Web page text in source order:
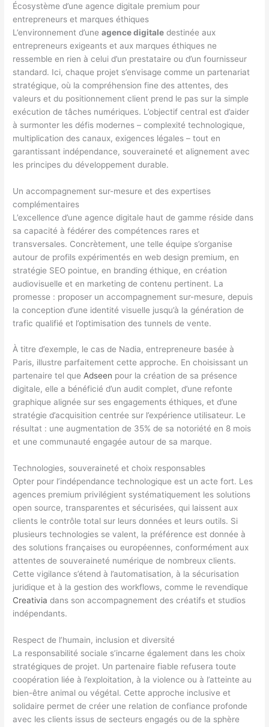
Écosystème d’une agence digitale premium pour
entrepreneurs et marques éthiques
L’environnement d’uneagence digitale destinée aux
entrepreneurs exigeants et aux marques éthiques ne
ressemble en rien à celui d’un prestataire ou d’un fournisseur
standard. Ici, chaque projet s’envisage comme un partenariat
stratégique, où la compréhension fine des attentes, des
valeurs et du positionnement client prend le pas sur la simple
exécution de tâches numériques. L’objectif central est d’aider
à surmonter les défis modernes – complexité technologique,
multiplication des canaux, exigences légales – tout en
garantissant indépendance, souveraineté et alignement avec
les principes du développement durable.
Un accompagnement sur-mesure et des expertises
complémentaires
L’excellence d’une agence digitale haut de gamme réside dans
sa capacité à fédérer des compétences rares et
transversales. Concrètement, une telle équipe s’organise
autour de profils expérimentés en web design premium, en
stratégie SEO pointue, en branding éthique, en création
audiovisuelle et en marketing de contenu pertinent. La
promesse : proposer un accompagnement sur-mesure, depuis
la conception d’une identité visuelle jusqu’à la génération de
trafic qualifié et l’optimisation des tunnels de vente.
À titre d’exemple, le cas de Nadia, entrepreneure basée à
Paris, illustre parfaitement cette approche. En choisissant un
partenaire tel queAdseen pour la création de sa présence
digitale, elle a bénéficié d’un audit complet, d’une refonte
graphique alignée sur ses engagements éthiques, et d’une
stratégie d’acquisition centrée sur l’expérience utilisateur. Le
résultat : une augmentation de 35% de sa notoriété en 8 mois
et une communauté engagée autour de sa marque.
Technologies, souveraineté et choix responsables
Opter pour l’indépendance technologique est un acte fort. Les
agences premium privilégient systématiquement les solutions
open source, transparentes et sécurisées, qui laissent aux
clients le contrôle total sur leurs données et leurs outils. Si
plusieurs technologies se valent, la préférence est donnée à
des solutions françaises ou européennes, conformément aux
attentes de souveraineté numérique de nombreux clients.
Cette vigilance s’étend à l’automatisation, à la sécurisation
juridique et à la gestion des workflows, comme le revendique
Creativia dans son accompagnement des créatifs et studios
indépendants.
Respect de l’humain, inclusion et diversité
La responsabilité sociale s’incarne également dans les choix
stratégiques de projet. Un partenaire fiable refusera toute
coopération liée à l’exploitation, à la violence ou à l’atteinte au
bien-être animal ou végétal. Cette approche inclusive et
solidaire permet de créer une relation de confiance profonde
avec les clients issus de secteurs engagés ou de la sphère